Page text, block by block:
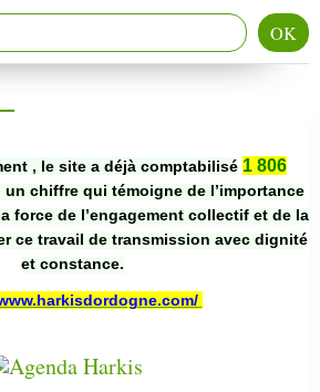
, le site a déjà comptabilisé 1 806
un chiffre qui témoigne de l’importance
force de l’engagement collectif et de la
ce travail de transmission avec dignité
et constance.